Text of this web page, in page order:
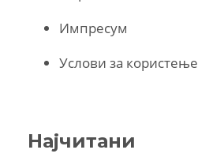
Импресум
Услови за користење
Најчитани